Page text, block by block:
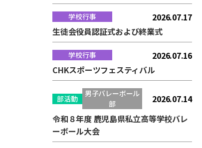
学校行事
2026.07.17
生徒会役員認証式および終業式
学校行事
2026.07.16
CHKスポーツフェスティバル
部活動
男子バレーボール
部
2026.07.14
令和８年度 鹿児島県私立高等学校バレ
ーボール大会